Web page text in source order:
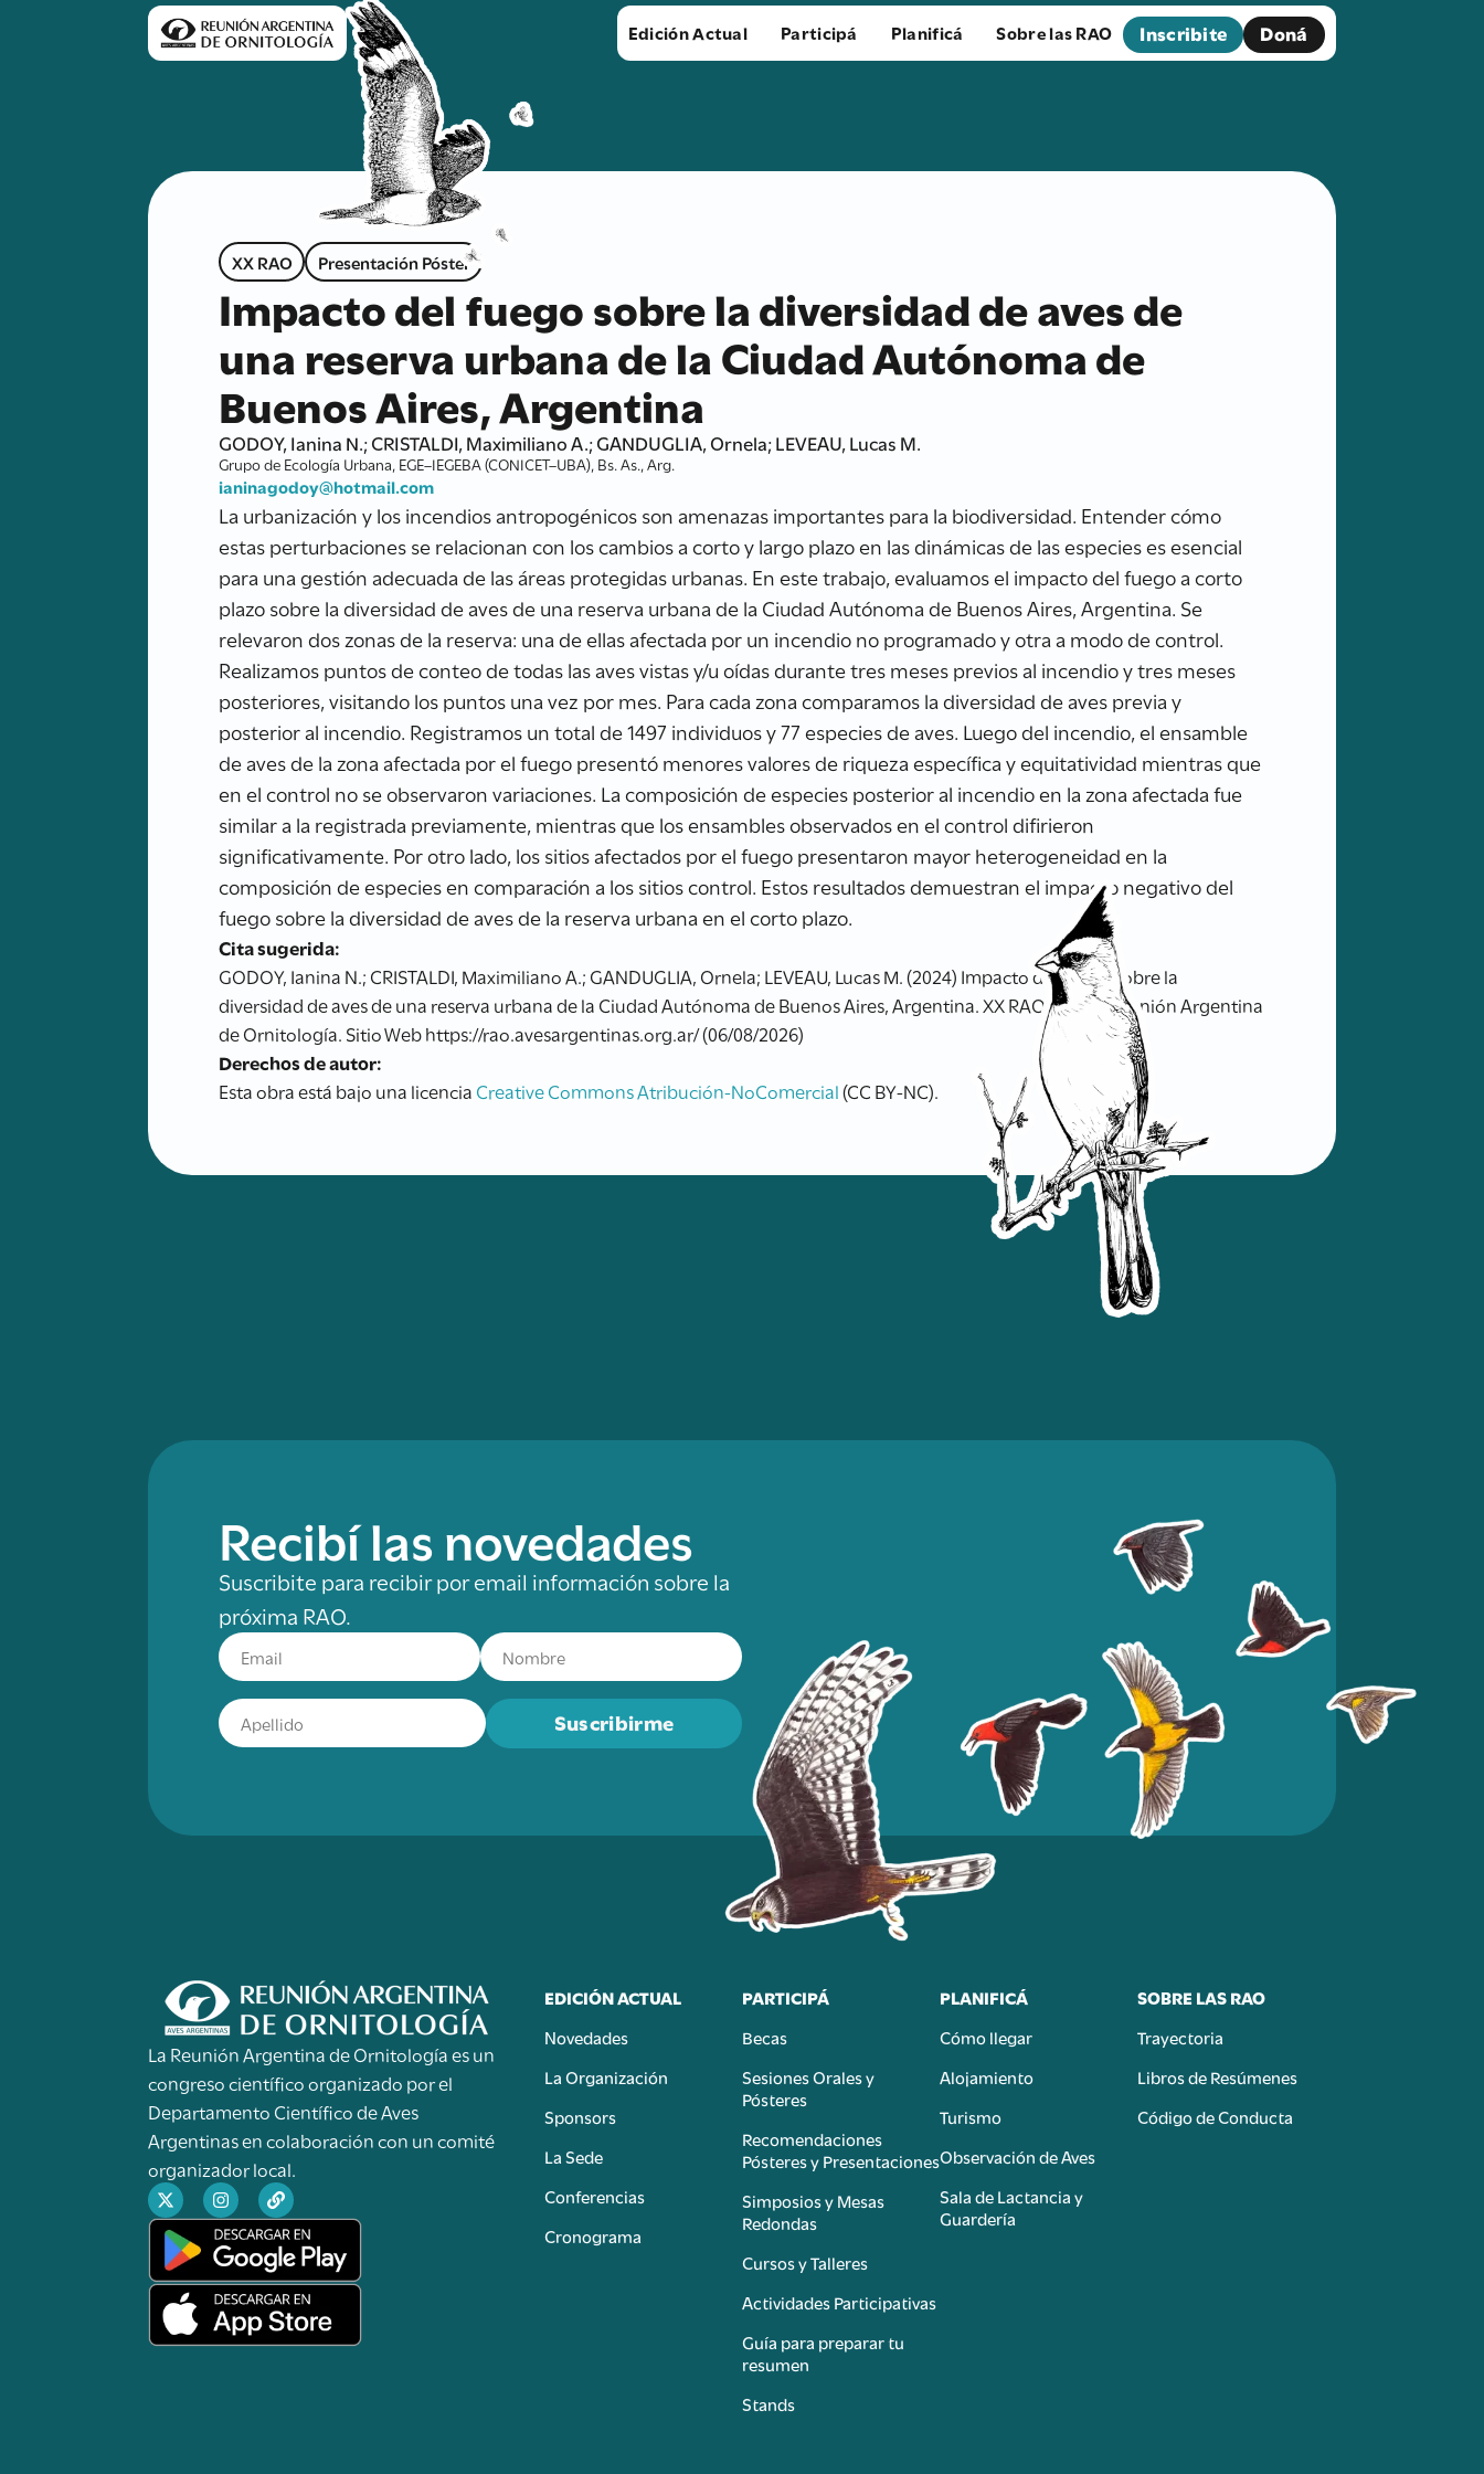
Edición Actual Participá Planificá Sobre las RAO Inscribite Doná
XX RAO Presentación Póster
Impacto del fuego sobre la diversidad de aves de
una reserva urbana de la Ciudad Autónoma de
Buenos Aires, Argentina
GODOY, Ianina N.; CRISTALDI, Maximiliano A.; GANDUGLIA, Ornela; LEVEAU, Lucas M.
Grupo de Ecología Urbana, EGE–IEGEBA (CONICET–UBA), Bs. As., Arg.
ianinagodoy@hotmail.com
La urbanización y los incendios antropogénicos son amenazas importantes para la biodiversidad. Entender cómo
estas perturbaciones se relacionan con los cambios a corto y largo plazo en las dinámicas de las especies es esencial
para una gestión adecuada de las áreas protegidas urbanas. En este trabajo, evaluamos el impacto del fuego a corto
plazo sobre la diversidad de aves de una reserva urbana de la Ciudad Autónoma de Buenos Aires, Argentina. Se
relevaron dos zonas de la reserva: una de ellas afectada por un incendio no programado y otra a modo de control.
Realizamos puntos de conteo de todas las aves vistas y/u oídas durante tres meses previos al incendio y tres meses
posteriores, visitando los puntos una vez por mes. Para cada zona comparamos la diversidad de aves previa y
posterior al incendio. Registramos un total de 1497 individuos y 77 especies de aves. Luego del incendio, el ensamble
de aves de la zona afectada por el fuego presentó menores valores de riqueza específica y equitatividad mientras que
en el control no se observaron variaciones. La composición de especies posterior al incendio en la zona afectada fue
similar a la registrada previamente, mientras que los ensambles observados en el control difirieron
significativamente. Por otro lado, los sitios afectados por el fuego presentaron mayor heterogeneidad en la
composición de especies en comparación a los sitios control. Estos resultados demuestran el impacto negativo del
fuego sobre la diversidad de aves de la reserva urbana en el corto plazo.
Cita sugerida:
GODOY, Ianina N.; CRISTALDI, Maximiliano A.; GANDUGLIA, Ornela; LEVEAU, Lucas M. (2024) Impacto del fuego sobre la
diversidad de aves de una reserva urbana de la Ciudad Autónoma de Buenos Aires, Argentina. XX RAO 147 pp. Reunión Argentina
de Ornitología. Sitio Web https://rao.avesargentinas.org.ar/ (06/08/2026)
Derechos de autor:
Esta obra está bajo una licencia Creative Commons Atribución-NoComercial(CC BY-NC).
Recibí las novedades
Suscribite para recibir por email información sobre la
próxima RAO.
Suscribirme
La Reunión Argentina de Ornitología es un
congreso científico organizado por el
Departamento Científico de Aves
Argentinas en colaboración con un comité
organizador local.
EDICIÓN ACTUAL
Novedades
La Organización
Sponsors
La Sede
Conferencias
Cronograma
PARTICIPÁ
Becas
Sesiones Orales y
Pósteres
Recomendaciones
Pósteres y Presentaciones
Simposios y Mesas
Redondas
Cursos y Talleres
Actividades Participativas
Guía para preparar tu
resumen
Stands
PLANIFICÁ
Cómo llegar
Alojamiento
Turismo
Observación de Aves
Sala de Lactancia y
Guardería
SOBRE LAS RAO
Trayectoria
Libros de Resúmenes
Código de Conducta